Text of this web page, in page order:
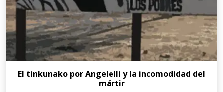
El tinkunako por Angelelli y la incomodidad del
mártir